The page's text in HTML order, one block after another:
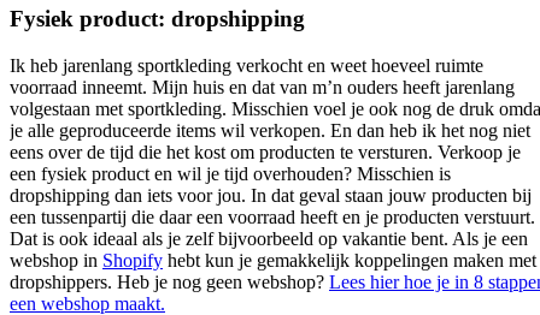
Fysiek product: dropshipping
Ik heb jarenlang sportkleding verkocht en weet hoeveel ruimte
voorraad inneemt. Mijn huis en dat van m’n ouders heeft jarenlang
volgestaan met sportkleding. Misschien voel je ook nog de druk
je alle geproduceerde items wil verkopen. En dan heb ik het nog niet
eens over de tijd die het kost om producten te versturen. Verkoop je
een fysiek product en wil je tijd overhouden? Misschien is
dropshipping dan iets voor jou. In dat geval staan jouw producten bij
een tussenpartij die daar een voorraad heeft en je producten verstuurt.
Dat is ook ideaal als je zelf bijvoorbeeld op vakantie bent. Als je een
webshop in Shopify hebt kun je gemakkelijk koppelingen maken met
dropshippers. Heb je nog geen webshop? Lees hier hoe je in 8
een webshop maakt.